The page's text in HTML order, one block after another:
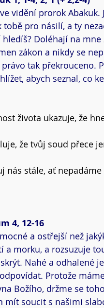
vidění prorok
tobě pro násilí, a ty
Doléhají na
zákon a nikdy se
tak překrouceno.
abych seznal, co
života ukazuje, že
že tvůj soud přece
nás stále, ať
4, 12-16
a ostřejší než
a morku, a rozsuzuje
Nahé a odhalené
Protože
Božího, držme se
mít soucit s našimi